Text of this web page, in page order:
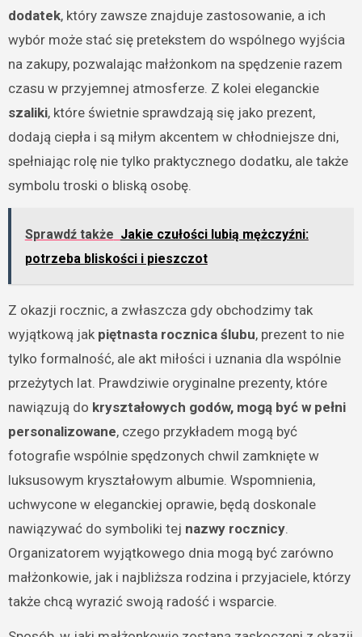
dodatek, który zawsze znajduje zastosowanie, a ich
wybór może stać się pretekstem do wspólnego wyjścia
na zakupy, pozwalając małżonkom na spędzenie razem
czasu w przyjemnej atmosferze. Z kolei eleganckie
szaliki, które świetnie sprawdzają się jako prezent,
dodają ciepła i są miłym akcentem w chłodniejsze dni,
spełniając rolę nie tylko praktycznego dodatku, ale także
symbolu troski o bliską osobę.
Sprawdź także Jakie czułości lubią mężczyźni:
potrzeba bliskości i pieszczot
Z okazji rocznic, a zwłaszcza gdy obchodzimy tak
wyjątkową jak piętnasta rocznica ślubu, prezent to nie
tylko formalność, ale akt miłości i uznania dla wspólnie
przeżytych lat. Prawdziwie oryginalne prezenty, które
nawiązują do kryształowych godów, mogą być w pełni
personalizowane, czego przykładem mogą być
fotografie wspólnie spędzonych chwil zamknięte w
luksusowym kryształowym albumie. Wspomnienia,
uchwycone w eleganckiej oprawie, będą doskonale
nawiązywać do symboliki tej nazwy rocznicy.
Organizatorem wyjątkowego dnia mogą być zarówno
małżonkowie, jak i najbliższa rodzina i przyjaciele, którzy
także chcą wyrazić swoją radość i wsparcie.